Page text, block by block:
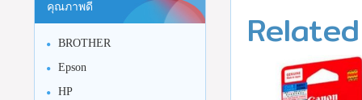
คุณภาพดี
BROTHER
Epson
HP